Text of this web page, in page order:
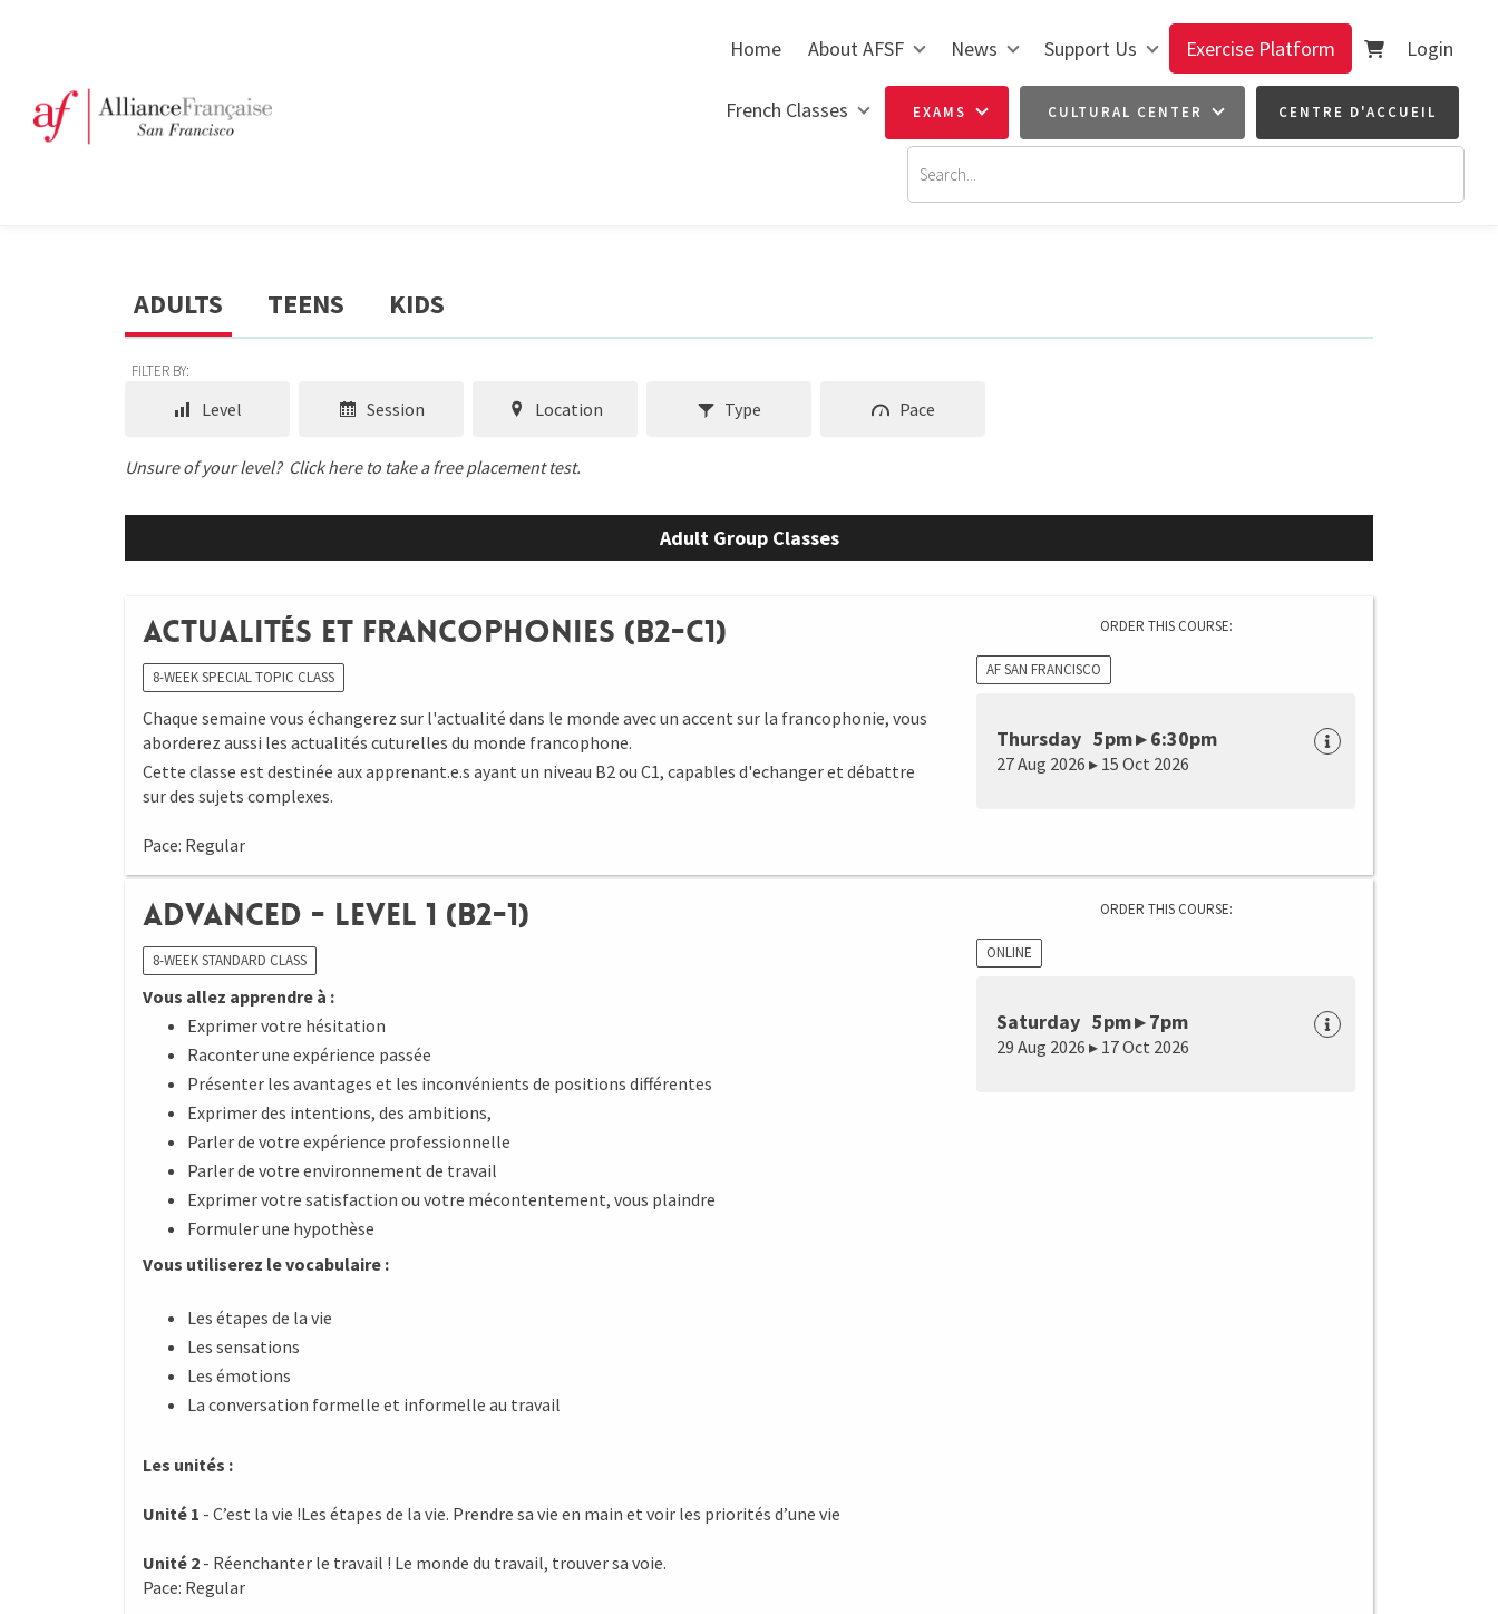
Home About AFSF News Support Us Exercise Platform Login
French Classes EXAMS CULTURAL CENTER CENTRE D'ACCUEIL
ADULTS TEENS KIDS
FILTER BY:
Level Session Location Type Pace
Unsure of your level? Click here to take a free placement test.
Adult Group Classes
Actualités et Francophonies (B2-C1)
8-WEEK SPECIAL TOPIC CLASS
Chaque semaine vous échangerez sur l'actualité dans le monde avec un accent sur la francophonie, vous
aborderez aussi les actualités cuturelles du monde francophone.
Cette classe est destinée aux apprenant.e.s ayant un niveau B2 ou C1, capables d'echanger et débattre
sur des sujets complexes.
Pace: Regular
ORDER THIS COURSE:
AF SAN FRANCISCO
Thursday 5pm ▸ 6:30pm
27 Aug 2026 ▸ 15 Oct 2026
Advanced - Level 1 (B2-1)
8-WEEK STANDARD CLASS
Vous allez apprendre à :
Exprimer votre hésitation
Raconter une expérience passée
Présenter les avantages et les inconvénients de positions différentes
Exprimer des intentions, des ambitions,
Parler de votre expérience professionnelle
Parler de votre environnement de travail
Exprimer votre satisfaction ou votre mécontentement, vous plaindre
Formuler une hypothèse
Vous utiliserez le vocabulaire :
Les étapes de la vie
Les sensations
Les émotions
La conversation formelle et informelle au travail
Les unités :
Unité 1 - C’est la vie !Les étapes de la vie. Prendre sa vie en main et voir les priorités d’une vie
Unité 2 - Réenchanter le travail ! Le monde du travail, trouver sa voie.
Pace: Regular
ORDER THIS COURSE:
ONLINE
Saturday 5pm ▸ 7pm
29 Aug 2026 ▸ 17 Oct 2026